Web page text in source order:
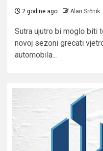
2 godine ago Alan Srčnik
Sutra ujutro bi moglo biti
novoj sezoni grecati
automobila...